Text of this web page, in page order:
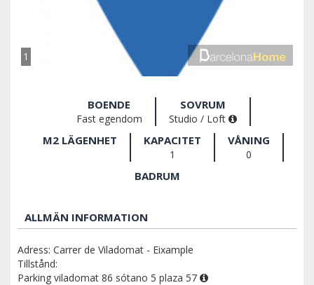
1
BOENDE
Fast egendom
SOVRUM
Studio / Loft
M2 LÄGENHET KAPACITET
1
VÅNING
0
BADRUM
ALLMÄN INFORMATION
Adress: Carrer de Viladomat - Eixample
Tillstånd:
Parking viladomat 86 sótano 5 plaza 57